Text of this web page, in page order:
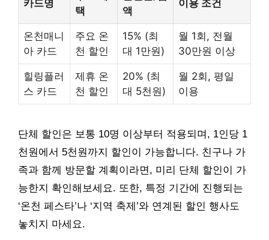
카드명
택
액
이용 조건
온천매니
아 카드
주요 온
천 할인
15% (최
대 1만원)
월 1회, 전월
30만원 이상
힐링플러
스 카드
제휴 온
천 할인
20% (최
대 5천원)
월 2회, 평일
이용
단체 할인은 보통 10명 이상부터 적용되며, 1인당 1
천원에서 5천원까지 할인이 가능합니다. 친구나 가
족과 함께 방문할 계획이라면, 미리 단체 할인이 가
능한지 확인해보세요. 또한, 특정 기간에 진행되는
‘온천 페스타’나 ‘지역 축제’와 연계된 할인 행사도
놓치지 마세요.